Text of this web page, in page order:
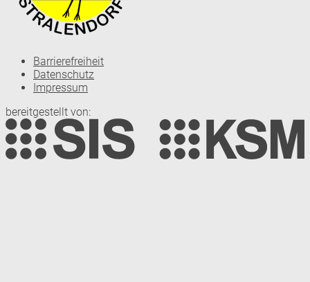
Barrierefreiheit
Datenschutz
Impressum
bereitgestellt von: